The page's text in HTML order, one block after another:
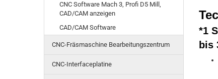
*1
bis
CNC Software Mach 3, Profi D5 Mill,
CAD/CAM anzeigen
CAD/CAM Software
CNC-Fräsmaschine Bearbeitungszentrum
CNC-Interfaceplatine